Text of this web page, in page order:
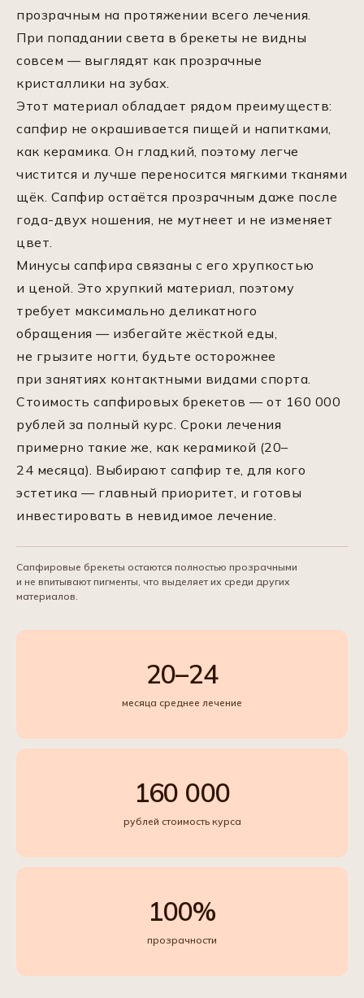
прозрачным на протяжении всего лечения.
При попадании света в брекеты не видны
совсем — выглядят как прозрачные
кристаллики на зубах.
Этот материал обладает рядом преимуществ:
сапфир не окрашивается пищей и напитками,
как керамика. Он гладкий, поэтому легче
чистится и лучше переносится мягкими тканями
щёк. Сапфир остаётся прозрачным даже после
года-двух ношения, не мутнеет и не изменяет
цвет.
Минусы сапфира связаны с его хрупкостью
и ценой. Это хрупкий материал, поэтому
требует максимально деликатного
обращения — избегайте жёсткой еды,
не грызите ногти, будьте осторожнее
при занятиях контактными видами спорта.
Стоимость сапфировых брекетов — от 160 000
рублей за полный курс. Сроки лечения
примерно такие же, как керамикой (20–
24 месяца). Выбирают сапфир те, для кого
эстетика — главный приоритет, и готовы
инвестировать в невидимое лечение.
Сапфировые брекеты остаются полностью прозрачными
и не впитывают пигменты, что выделяет их среди других
материалов.
20–24
месяца среднее лечение
160 000
рублей стоимость курса
100%
прозрачности